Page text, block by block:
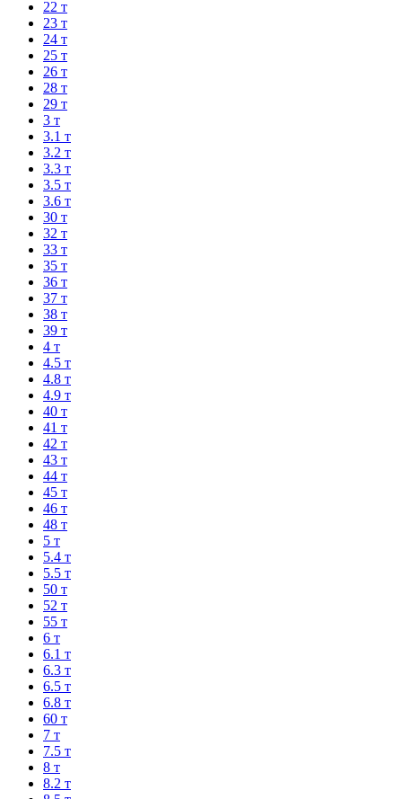
22 т
23 т
24 т
25 т
26 т
28 т
29 т
3 т
3.1 т
3.2 т
3.3 т
3.5 т
3.6 т
30 т
32 т
33 т
35 т
36 т
37 т
38 т
39 т
4 т
4.5 т
4.8 т
4.9 т
40 т
41 т
42 т
43 т
44 т
45 т
46 т
48 т
5 т
5.4 т
5.5 т
50 т
52 т
55 т
6 т
6.1 т
6.3 т
6.5 т
6.8 т
60 т
7 т
7.5 т
8 т
8.2 т